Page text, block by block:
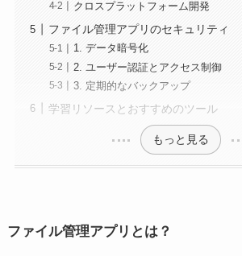
クロスプラットフォーム開発
ファイル管理アプリのセキュリティ
1. データ暗号化
2. ユーザー認証とアクセス制御
3. 定期的なバックアップ
学習リソースとおすすめのツール
もっと見る
ファイル管理アプリとは？